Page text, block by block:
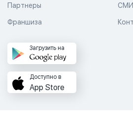
СМИ
Партнеры
Франшиза
Загрузить на
Доступно в
App Store